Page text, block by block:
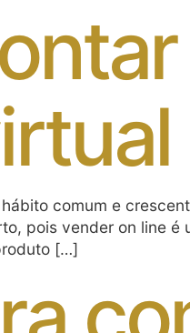
comum e
pois vender on line
[…]